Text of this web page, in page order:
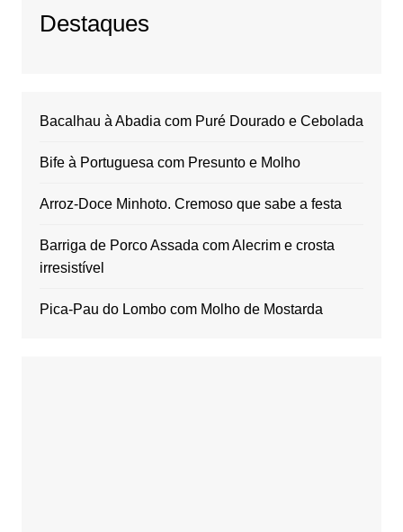
Destaques
Bacalhau à Abadia com Puré Dourado e Cebolada
Bife à Portuguesa com Presunto e Molho
Arroz-Doce Minhoto. Cremoso que sabe a festa
Barriga de Porco Assada com Alecrim e crosta
irresistível
Pica-Pau do Lombo com Molho de Mostarda